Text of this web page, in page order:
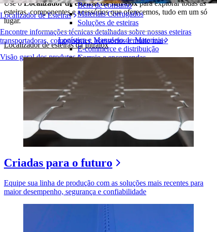
Localizador de Esteiras
Encontre informações técnicas detalhadas sobre nossas esteiras
transportadoras, componentes, acessórios e muito mais
Visão geral dos produtos
Bens de consumo
Materiais Corrugados
Soluções de esteiras
Logística e Manuseio de Materiais
E-commerce e distribuição
Correio e encomendas
Baterias de VE
Industrial
Visão geral das indústrias
Use oLocalizador de esteiras da Intraloxpara explorar todas as
esteiras, componentes e acessórios que oferecemos, tudo em um só
lugar.
Localizador de esteiras da Intralox
Criadas para o futuro
Equipe sua linha de produção com as soluções mais recentes para
maior desempenho, segurança e confiabilidade